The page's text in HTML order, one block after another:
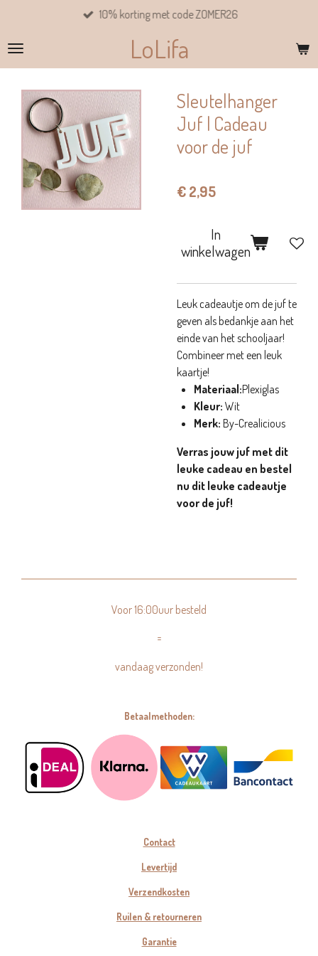
naar
de
LoLifa
10% korting met code ZOMER26
Sleutelhanger
Juf | Cadeau
voor de juf
€ 2,95
In
winkelwagen
Leuk cadeautje om de juf te
geven als bedankje aan het
einde van het schooljaar!
Combineer met een leuk
kaartje!
Materiaal:Plexiglas
Kleur: Wit
Merk: By-Crealicious
Verras jouw juf met dit
leuke cadeau en bestel
nu dit leuke cadeautje
voor de juf!
Voor 16:00uur besteld
=
vandaag verzonden!
Betaalmethoden:
Contact
Levertijd
Verzendkosten
Ruilen & retourneren
Garantie